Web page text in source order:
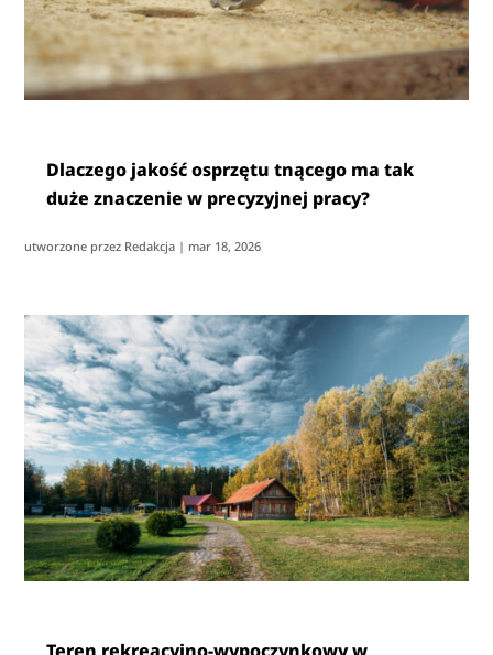
Dlaczego jakość osprzętu tnącego ma tak
duże znaczenie w precyzyjnej pracy?
utworzone przez Redakcja | mar 18, 2026